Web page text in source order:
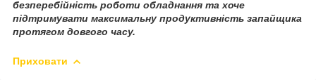
безперебійність роботи обладнання та хоче
підтримувати максимальну продуктивність запайщика
протягом довгого часу.
Приховати